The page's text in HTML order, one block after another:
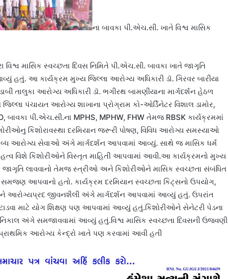
ના બાવકા પી.એચ.સી. ખાતે વિશ્વ માસિક
વિશ્વ માસિક સ્વચ્છતા દિવસ નિમિતે પી.એચ.સી. બાવકા ખાતે જાગૃતિ
હતું. આ કાર્યક્રમ મુખ્ય જિલ્લા આરોગ્ય અધિકારી ડૉ. ગિરવર બારીયા
તાલુકા આરોગ્ય અધિકારી ડૉ. ભગીરથ બામણીયાના માર્ગદર્શન હેઠળ
પંચાયત આરોગ્ય શાખાના પ્રોગ્રામ કો-ઓર્ડિનેટર વિશાલ ડામોર,
પી.એચ.સી.ના MPHS, MPHW, FHW તેમજ RBSK કાર્યક્રમમાં
કિશોરાવસ્થા દરમિયાન જરૂરી પોષણ, વિવિધ આરોગ્ય સમસ્યાઓ
આરોગ્ય સેવાઓ અંગે માર્ગદર્શન આપવામાં આવ્યું. સાથે જ માસિક ધર્મ
વિશે કિશોરીઓને વિસ્તૃત માહિતી આપવામાં આવી.આ કાર્યક્રમનો મુખ્ય
જાગૃતિ લાવવાનો તેમજ સ્ત્રીઓ અને કિશોરીઓને માસિક સ્વચ્છતા સંબંધિત
આપવાનો હતો. કાર્યક્રમ દરમિયાન સ્વચ્છતા કિટ્સનો ઉપયોગ,
આરોગ્યપ્રદ જીવનશૈલી અંગે માર્ગદર્શન આપવામાં આવ્યું હતું. ઉપરાંત
માટે યોગ શિક્ષણ પણ આપવામાં આવ્યું હતું.કિશોરીઓને સેનેટરી પેડના
અંગે સમજાવવામાં આવ્યું હતું.વિશ્વ માસિક સ્વચ્છતા દિવસની ઉજવણી
પ્રાથમિક આરોગ્ય કેન્દ્રો ખાતે પણ કરવામાં આવી હતી